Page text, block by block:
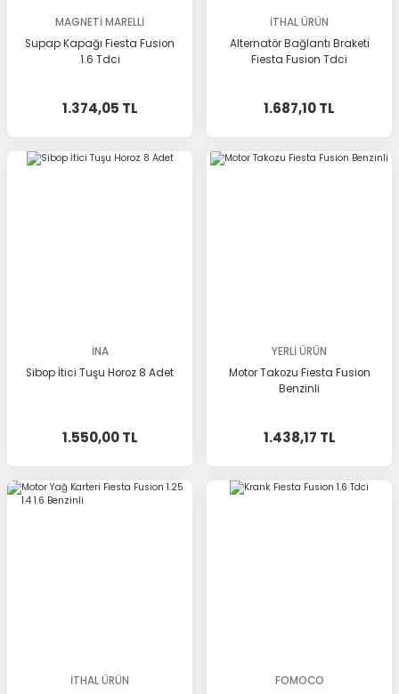
MAGNETİ MARELLİ
Supap Kapağı Fiesta Fusion
1.6 Tdci
1.374,05 TL
İTHAL ÜRÜN
Alternatör Bağlantı Braketi
Fiesta Fusion Tdci
1.687,10 TL
İNA
Sibop İtici Tuşu Horoz 8 Adet
1.550,00 TL
YERLİ ÜRÜN
Motor Takozu Fiesta Fusion
Benzinli
1.438,17 TL
İTHAL ÜRÜN
FOMOCO